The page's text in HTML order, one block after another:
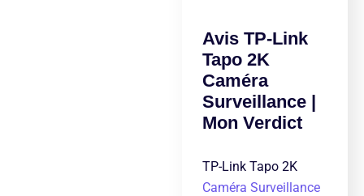
Avis TP-Link
Tapo 2K
Caméra
Surveillance |
Mon Verdict
TP-Link Tapo 2K
Caméra Surveillance